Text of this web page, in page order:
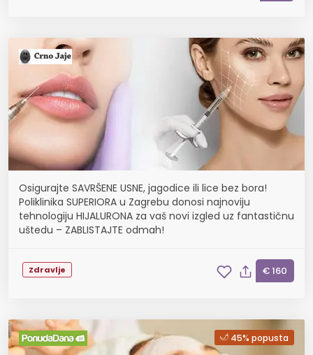
Osigurajte SAVRŠENE USNE, jagodice ili lice bez bora!
Poliklinika SUPERIORA u Zagrebu donosi najnoviju
tehnologiju HIJALURONA za vaš novi izgled uz fantastičnu
uštedu – ZABLISTAJTE odmah!
Zdravlje € 160
45% popusta